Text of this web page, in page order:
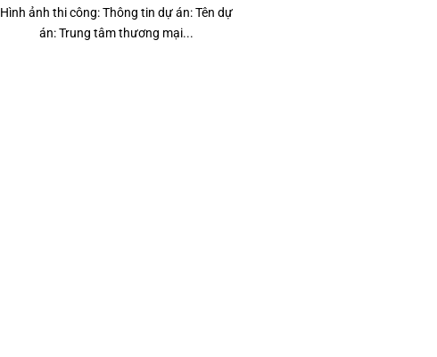
Hình ảnh thi công: Thông tin dự án: Tên dự
án: Trung tâm thương mại...